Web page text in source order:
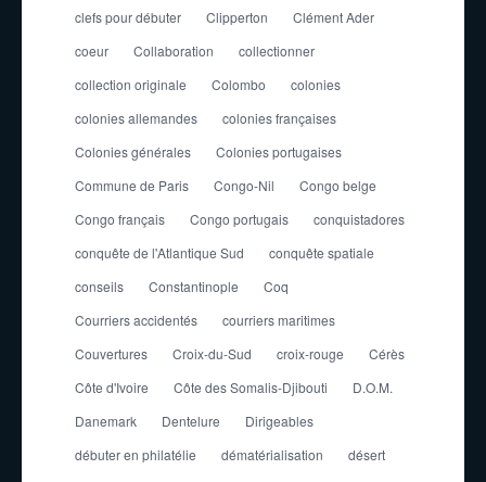
clefs pour débuter
Clipperton
Clément Ader
coeur
Collaboration
collectionner
collection originale
Colombo
colonies
colonies allemandes
colonies françaises
Colonies générales
Colonies portugaises
Commune de Paris
Congo-Nil
Congo belge
Congo français
Congo portugais
conquistadores
conquête de l'Atlantique Sud
conquête spatiale
conseils
Constantinople
Coq
Courriers accidentés
courriers maritimes
Couvertures
Croix-du-Sud croix-rouge
Cérès
Côte d'Ivoire
Côte des Somalis-Djibouti
D.O.M.
Danemark
Dentelure
Dirigeables
débuter en philatélie
dématérialisation
désert